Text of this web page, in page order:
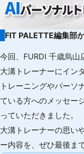
FIT PALETTE編集部
今回、FURDI 千歳烏山
大溝トレーナーにイン
トレーニングやパーソ
ている方へのメッセー
っていただきました。
大溝トレーナーの思い
ー内容を、ぜひ最後ま